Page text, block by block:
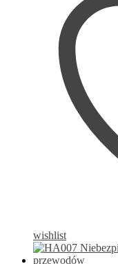
wishlist